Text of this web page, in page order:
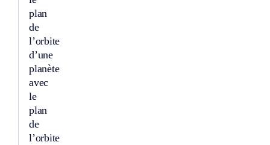
plan
de
l’orbite
d’une
planète
avec
le
plan
de
l’orbite